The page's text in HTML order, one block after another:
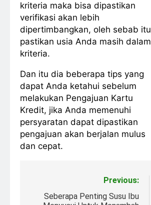
kriteria maka bisa dipastikan
verifikasi akan lebih
dipertimbangkan, oleh sebab itu
pastikan usia Anda masih dalam
kriteria.
Dan itu dia beberapa tips yang
dapat Anda ketahui sebelum
melakukan Pengajuan Kartu
Kredit, jika Anda memenuhi
persyaratan dapat dipastikan
pengajuan akan berjalan mulus
dan cepat.
navigation
Previous:
Seberapa Penting Susu Ibu